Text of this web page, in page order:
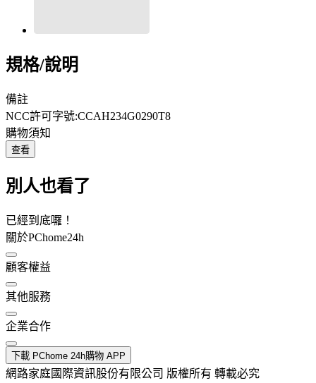
規格/說明
備註
NCC許可字號:CCAH234G0290T8
購物須知
查看
別人也看了
已經到底囉！
關於PChome24h
顧客權益
其他服務
企業合作
下載 PChome 24h購物 APP
網路家庭國際資訊股份有限公司 版權所有 轉載必究